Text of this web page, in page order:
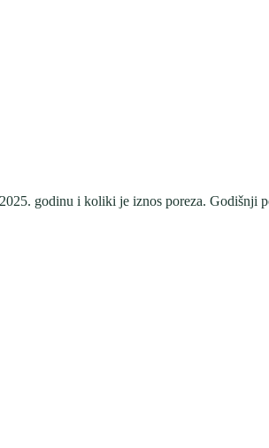
godinu i koliki je iznos poreza. Godišnji